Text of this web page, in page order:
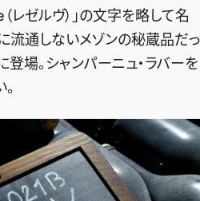
年9月号
レゼルヴ）」の文字を略して名
流通しないメゾンの秘蔵品だっ
場。シャンパーニュ・ラバーを